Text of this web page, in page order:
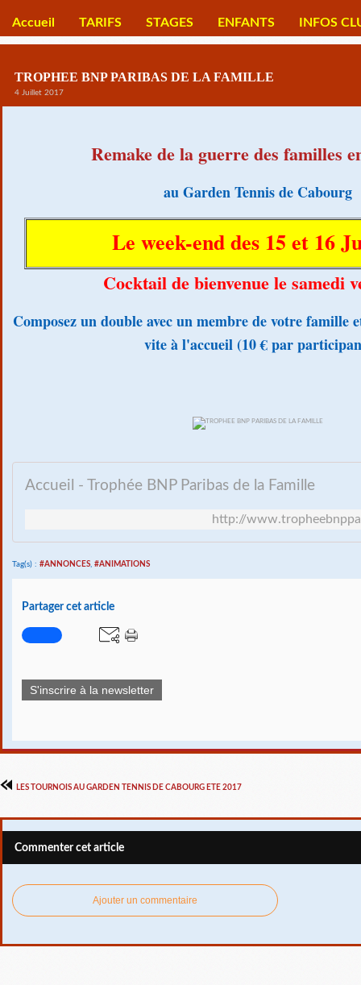
Accueil TARIFS STAGES ENFANTS INFOS
TROPHEE BNP PARIBAS DE LA FAMILLE
4 Juillet 2017
Remake de la guerre des familles
au Garden Tennis de Cabourg
Le week-end des 15 et 16
Cocktail de bienvenue le samedi
Composez un double avec un membre de votre famille
vite à l'accueil (10 € par
Accueil - Trophée BNP Paribas de la Famille
http://
Tag(s) : #ANNONCES, #ANIMATIONS
Partager cet article
S'inscrire à la newsletter
LES TOURNOIS AU GARDEN TENNIS DE CABOURG ETE 2017
Commenter cet article
Ajouter un commentaire